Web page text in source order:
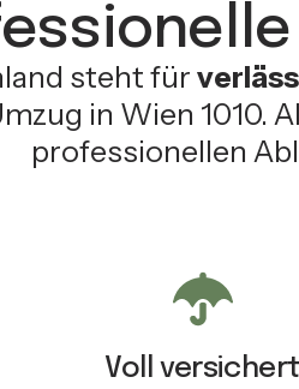
steht für
in Wien 1010.
professionellen
Voll versichert